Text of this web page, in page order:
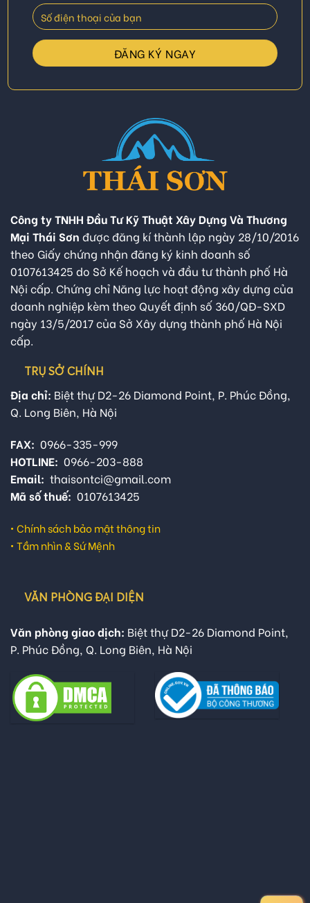
Công ty TNHH Đầu Tư Kỹ Thuật Xây Dựng Và Thương
Mại Thái Sơn được đăng kí thành lập ngày 28/10/2016
theo Giấy chứng nhận đăng ký kinh doanh số
0107613425 do Sở Kế hoạch và đầu tư thành phố Hà
Nội cấp. Chứng chỉ Năng lực hoạt động xây dựng của
doanh nghiệp kèm theo Quyết định số 360/QĐ-SXD
ngày 13/5/2017 của Sở Xây dựng thành phố Hà Nội
cấp.
TRỤ SỞ CHÍNH
Địa chỉ: Biệt thự D2-26 Diamond Point, P. Phúc Đồng,
Q. Long Biên, Hà Nội
FAX: 0966-335-999
HOTLINE: 0966-203-888
Email: thaisontci@gmail.com
Mã số thuế: 0107613425
• Chính sách bảo mật thông tin
• Tầm nhìn & Sứ Mệnh
VĂN PHÒNG ĐẠI DIỆN
Văn phòng giao dịch: Biệt thự D2-26 Diamond Point,
P. Phúc Đồng, Q. Long Biên, Hà Nội